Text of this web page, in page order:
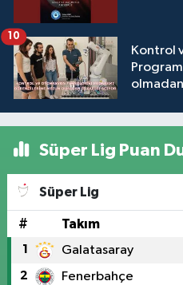
Kontrol
olmadan
10
Süper Lig Puan
Süper Lig
# Takım
1 Galatasaray
2 Fenerbahçe